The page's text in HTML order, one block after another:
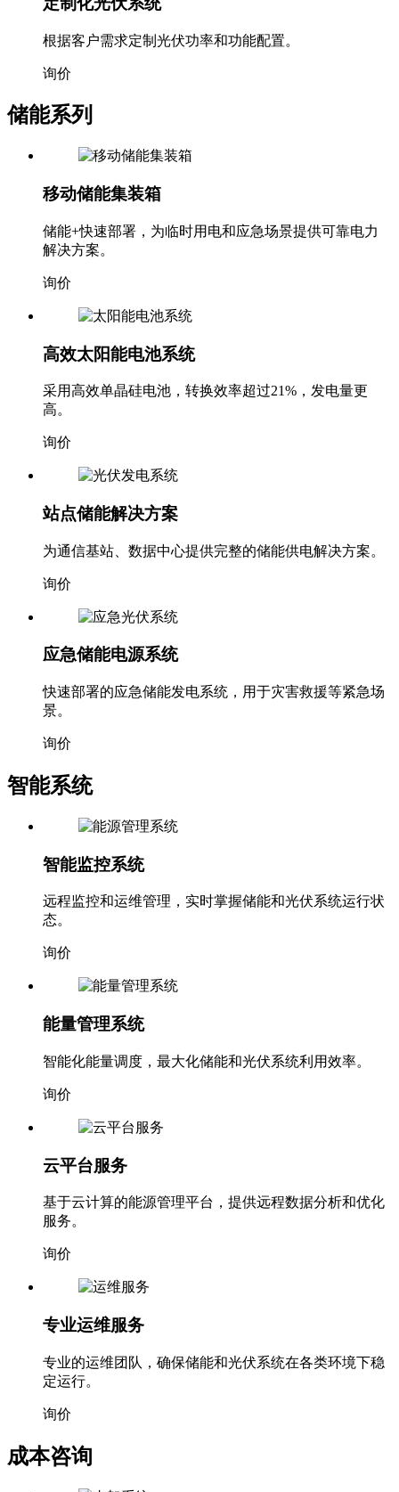
根据客户需求定制光伏功率和功能配置。
询价
储能系列
移动储能集装箱
储能+快速部署，为临时用电和应急场景提供可靠电力
解决方案。
询价
高效太阳能电池系统
采用高效单晶硅电池，转换效率超过21%，发电量更
高。
询价
站点储能解决方案
为通信基站、数据中心提供完整的储能供电解决方案。
询价
应急储能电源系统
快速部署的应急储能发电系统，用于灾害救援等紧急场
景。
询价
智能系统
智能监控系统
远程监控和运维管理，实时掌握储能和光伏系统运行状
态。
询价
能量管理系统
智能化能量调度，最大化储能和光伏系统利用效率。
询价
云平台服务
基于云计算的能源管理平台，提供远程数据分析和优化
服务。
询价
专业运维服务
专业的运维团队，确保储能和光伏系统在各类环境下稳
定运行。
询价
成本咨询